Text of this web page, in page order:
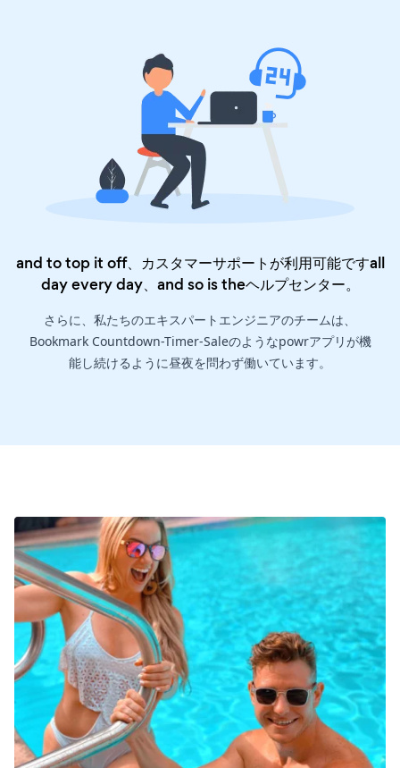
and to top it off、カスタマーサポートが利用可能ですall
day every day、and so is theヘルプセンター。
さらに、私たちのエキスパートエンジニアのチームは、
Bookmark Countdown-Timer-Saleのようなpowrアプリが機
能し続けるように昼夜を問わず働いています。